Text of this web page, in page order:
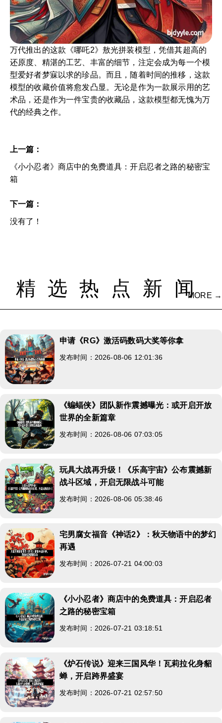
万代推出的这款《哪吒2》敖光拼装模型，凭借其超高的
还原度、精湛的工艺、丰富的细节，注定会成为每一个模
型爱好者梦寐以求的珍品。而且，随着时间的推移，这款
模型的收藏价值将愈发凸显。无论是作为一款展示用的艺
术品，还是作为一件宝贵的收藏品，这款模型都无愧为万
代的经典之作。
上一篇：
《小小忍者》商店中的免费道具：开启忍者之路的秘密宝
箱
下一篇：
没有了！
精选热点新闻
MORE →
申请《RG》激活码数码大奖等你拿
发布时间：2026-08-06 12:01:36
《蝙蝠侠》团队新作震撼曝光：或开启开放
世界的全新篇章
发布时间：2026-08-06 07:03:05
玩具大战再升级！《乐高宇宙》公布震撼新
战斗区域，开启无限战斗可能
发布时间：2026-08-06 05:38:46
宅男腐女福音《神话2》：秋天物语中的梦幻
再遇
发布时间：2026-07-21 04:00:03
《小小忍者》商店中的免费道具：开启忍者
之路的秘密宝箱
发布时间：2026-07-21 03:18:51
《炉石传说》迎来三国风华！瓦莉拉化身貂
蝉，开启跨界盛宴
发布时间：2026-07-21 02:57:50